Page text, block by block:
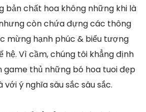
bản chất hoa không những khi là
còn chứa đựng các thông
mừng hạnh phúc & biểu tượng
hệ. Vì cầm, chúng tôi khẳng định
game thủ những bó hoa tuoi đẹp
với ý nghĩa sâu sắc sâu sắc.